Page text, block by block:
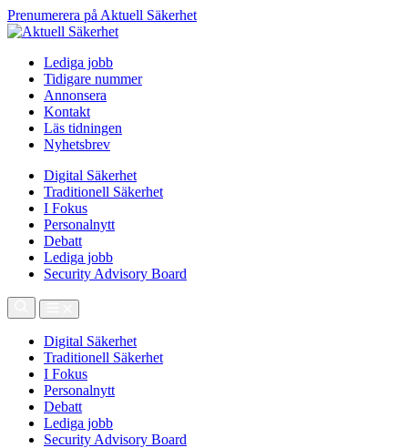
Prenumerera på Aktuell Säkerhet
Lediga jobb
Tidigare nummer
Annonsera
Kontakt
Läs tidningen
Nyhetsbrev
Digital Säkerhet
Traditionell Säkerhet
I Fokus
Personalnytt
Debatt
Lediga jobb
Security Advisory Board
Digital Säkerhet
Traditionell Säkerhet
I Fokus
Personalnytt
Debatt
Lediga jobb
Security Advisory Board